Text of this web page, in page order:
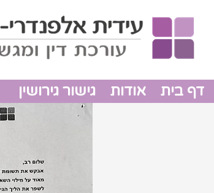
דף בית אודות גישור גירושין